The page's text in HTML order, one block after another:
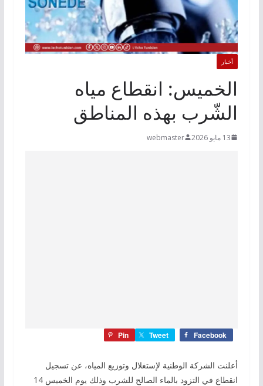
أخبار
الخميس: انقطاع مياه
الشّرب بهذه المناطق
13 مايو 2026 webmaster
Facebook
Tweet
Pin
أعلنت الشركة الوطنية لإستغلال وتوزيع المياه، عن تسجيل
انقطاع في التزود بالماء الصالح للشرب وذلك يوم الخميس 14